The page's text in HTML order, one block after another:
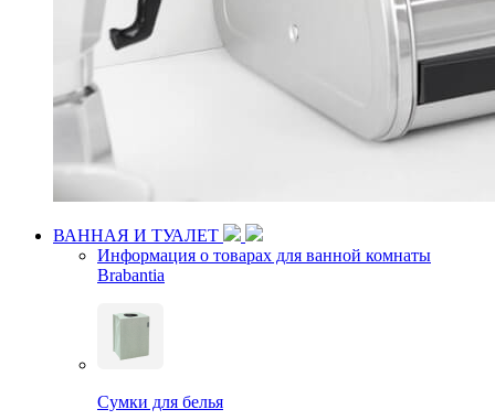
ВАННАЯ И ТУАЛЕТ
Информация о товарах для ванной комнаты
Brabantia
Сумки для белья